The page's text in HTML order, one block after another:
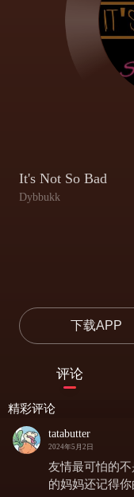
It's Not So Bad
Dybbukk
我的茶
But
但
下载APP
评论
精彩评论
tatabutter
2024年5月2日
友情最可怕的
的妈妈还记得